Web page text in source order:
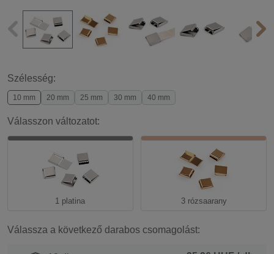
Szélesség:
10 mm 20 mm 25 mm 30 mm 40 mm
Válasszon változatot:
1 platina 3 rózsaarany
Válassza a következő darabos csomagolást: